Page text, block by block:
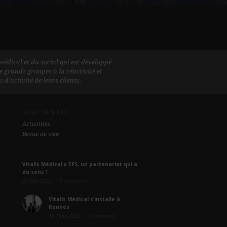
et du social qui est développé
grands groupes à la réactivité et
d’activité de leurs clients.
Actualités
Revue de web
Vitalis Médical x EFS, un partenariat qui a
du sens !
Vitalis Médical s’installe à
Rennes